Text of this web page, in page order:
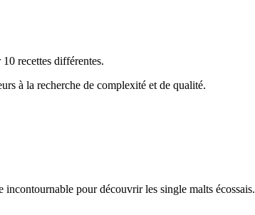
recettes différentes.
à la recherche de complexité et de qualité.
pour découvrir les single malts écossais.